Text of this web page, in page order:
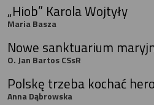
„Hiob” Karola Wojtyły
Maria Basza
Nowe sanktuarium
O. Jan Bartos CSsR
Polskę trzeba kochać
Anna Dąbrowska